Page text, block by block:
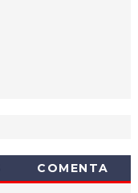
COMENTA